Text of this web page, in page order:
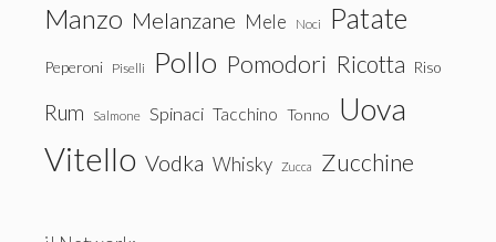
Manzo Melanzane Mele Noci Patate
Peperoni Piselli Pollo Pomodori Ricotta Riso
Rum Salmone Spinaci Tacchino Tonno Uova
Vitello Vodka Whisky Zucca Zucchine